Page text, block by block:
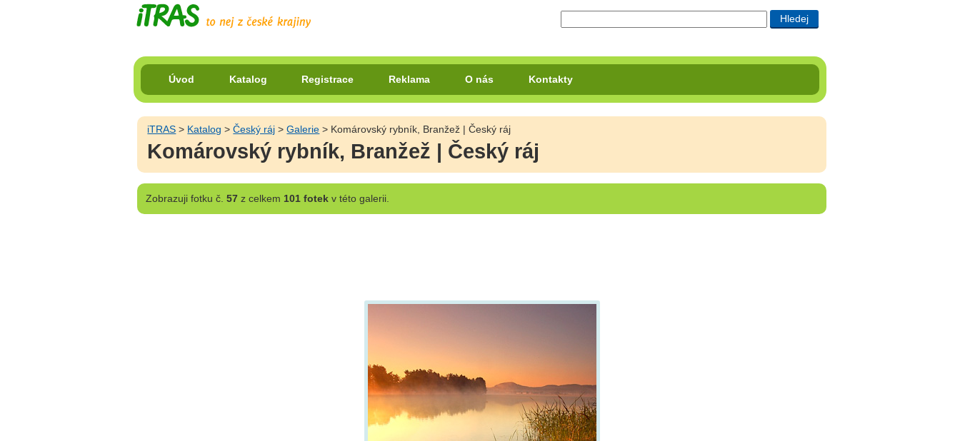
Úvod Katalog Registrace Reklama O nás Kontakty
iTRAS > Katalog >Český ráj >Galerie > Komárovský rybník, Branžež | Český ráj
Komárovský rybník, Branžež | Český ráj
Zobrazujifotku č. 57z celkem 101 fotekv této galerii.